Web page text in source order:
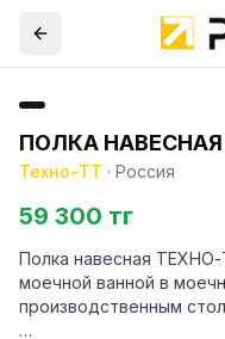
ПОЛКА НАВЕСНАЯ
Техно-ТТ · Россия
59 300 тг
Полка навесная
моечной ванной в
производственным